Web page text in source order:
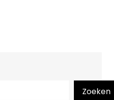
Zoeken